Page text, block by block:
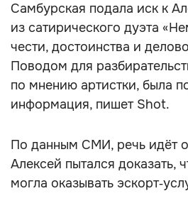
Самбурская подала иск к
из сатирического дуэта
чести, достоинства и
Поводом для
по мнению артистки, была
информация, пишет Shot.
По данным СМИ, речь идёт
Алексей пытался доказать,
могла оказывать